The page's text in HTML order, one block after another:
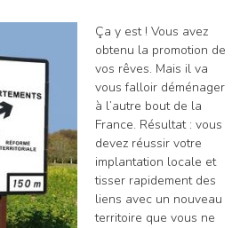
Ça y est ! Vous avez
obtenu la promotion de
vos rêves. Mais il va
vous falloir déménager
à l’autre bout de la
France. Résultat : vous
devez réussir votre
implantation locale et
tisser rapidement des
liens avec un nouveau
territoire que vous ne